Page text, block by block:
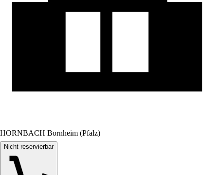
HORNBACH Bornheim (Pfalz)
Nicht reservierbar